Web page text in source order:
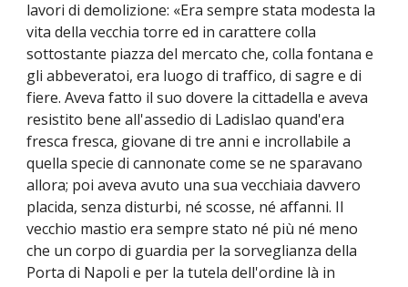
lavori di demolizione: «Era sempre stata modesta la
vita della vecchia torre ed in carattere colla
sottostante piazza del mercato che, colla fontana e
gli abbeveratoi, era luogo di traffico, di sagre e di
fiere. Aveva fatto il suo dovere la cittadella e aveva
resistito bene all'assedio di Ladislao quand'era
fresca fresca, giovane di tre anni e incrollabile a
quella specie di cannonate come se ne sparavano
allora; poi aveva avuto una sua vecchiaia davvero
placida, senza disturbi, né scosse, né affanni. Il
vecchio mastio era sempre stato né più né meno
che un corpo di guardia per la sorveglianza della
Porta di Napoli e per la tutela dell'ordine là in